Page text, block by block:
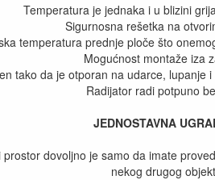
Temperatura je jednaka i u blizini
Sigurnosna rešetka na
temperatura prednje ploče što
Mogućnost montaže iza
tako da je otporan na udarce, lupanje
Radijator radi potpuno
JEDNOSTAVNA
dovoljno je samo da imate
nekog drugog